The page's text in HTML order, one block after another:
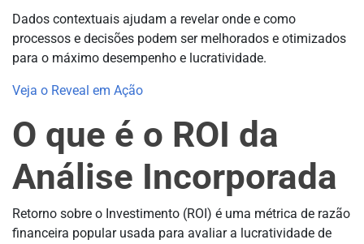
Dados contextuais ajudam a revelar onde e como
processos e decisões podem ser melhorados e otimizados
para o máximo desempenho e lucratividade.
Veja o Reveal em Ação
O que é o ROI da
Análise Incorporada
Retorno sobre o Investimento (ROI) é uma métrica de razão
financeira popular usada para avaliar a lucratividade de